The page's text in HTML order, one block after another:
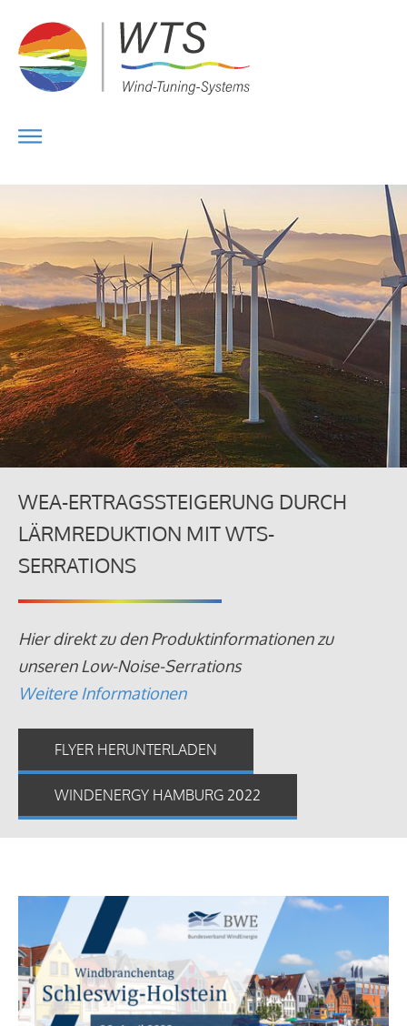
WEA-ERTRAGSSTEIGERUNG DURCH
LÄRMREDUKTION MIT WTS-
SERRATIONS
Hier direkt zu den Produktinformationen zu
unseren Low-Noise-Serrations
Weitere Informationen
FLYER HERUNTERLADEN
WINDENERGY HAMBURG 2022